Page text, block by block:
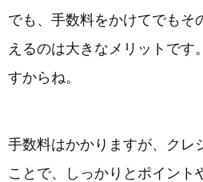
でも、手数料をかけてでもそ
えるのは大きなメリットです
すからね。
手数料はかかりますが、クレ
ことで、しっかりとポイント